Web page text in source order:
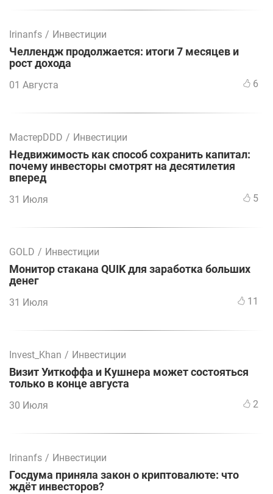
Irinanfs / Инвестиции
Челлендж продолжается: итоги 7 месяцев и
рост дохода
01 Августа 6
МастерDDD / Инвестиции
Недвижимость как способ сохранить капитал:
почему инвесторы смотрят на десятилетия
вперед
31 Июля 5
GOLD / Инвестиции
Монитор стакана QUIK для заработка больших
денег
31 Июля 11
Invest_Khan / Инвестиции
Визит Уиткоффа и Кушнера может состояться
только в конце августа
30 Июля 2
Irinanfs / Инвестиции
Госдума приняла закон о криптовалюте: что
ждёт инвесторов?